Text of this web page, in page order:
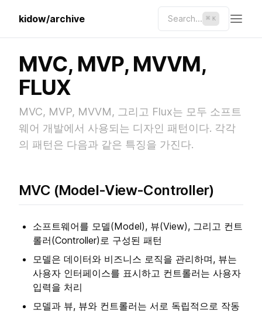
kidow/archive Search... ⌘ K
MVC, MVP, MVVM,
FLUX
MVC, MVP, MVVM, 그리고 Flux는 모두 소프트
웨어 개발에서 사용되는 디자인 패턴이다. 각각
의 패턴은 다음과 같은 특징을 가진다.
MVC (Model-View-Controller)
소프트웨어를 모델(Model), 뷰(View), 그리고 컨트
롤러(Controller)로 구성된 패턴
모델은 데이터와 비즈니스 로직을 관리하며, 뷰는
사용자 인터페이스를 표시하고 컨트롤러는 사용자
입력을 처리
모델과 뷰, 뷰와 컨트롤러는 서로 독립적으로 작동